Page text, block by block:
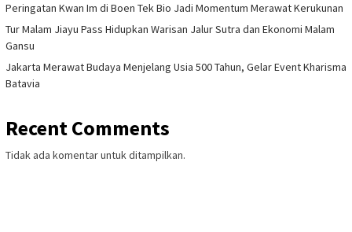
Peringatan Kwan Im di Boen Tek Bio Jadi Momentum Merawat Kerukunan
Tur Malam Jiayu Pass Hidupkan Warisan Jalur Sutra dan Ekonomi Malam
Gansu
Jakarta Merawat Budaya Menjelang Usia 500 Tahun, Gelar Event Kharisma
Batavia
Recent Comments
Tidak ada komentar untuk ditampilkan.